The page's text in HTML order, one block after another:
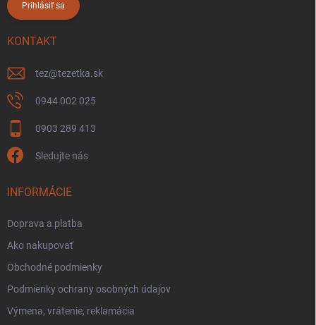
Prihlásiť sa
KONTAKT
tez@tezetka.sk
0944 002 025
0903 289 413
Sledujte nás
INFORMÁCIE
Doprava a platba
Ako nakupovať
Obchodné podmienky
Podmienky ochrany osobných údajov
Výmena, vrátenie, reklamácia